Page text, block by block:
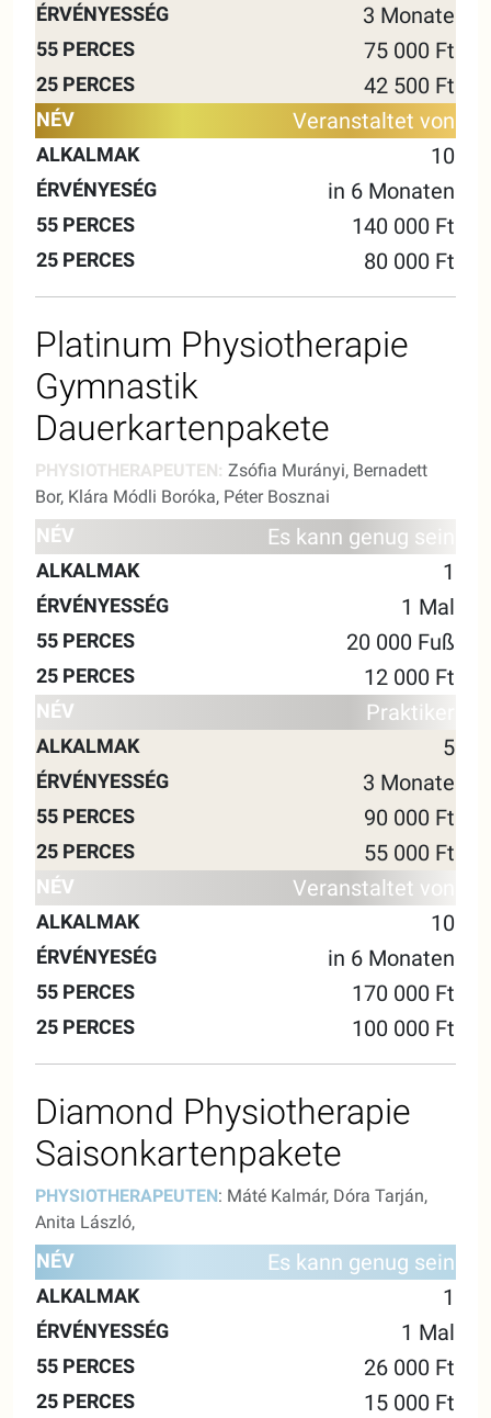
3 Monate
75 000 Ft
42 500 Ft
Veranstaltet von
10
in 6 Monaten
140 000 Ft
80 000 Ft
Platinum Physiotherapie
Gymnastik
Dauerkartenpakete
PHYSIOTHERAPEUTEN: Zsófia Murányi, Bernadett
Bor, Klára Módli Boróka, Péter Bosznai
NAME GÜLTIGKEIT
55
MINUTEN
Es kann genug sein
1
1 Mal
20 000 Fuß
12 000 Ft
Praktiker
5
3 Monate
90 000 Ft
55 000 Ft
Veranstaltet von
10
in 6 Monaten
170 000 Ft
100 000 Ft
Diamond Physiotherapie
Saisonkartenpakete
PHYSIOTHERAPEUTEN: Máté Kalmár, Dóra Tarján,
Anita László,
NAME GÜLTIGKEIT
55
MINUTEN
25
Es kann genug sein
1
1 Mal
26 000 Ft
15 000 Ft